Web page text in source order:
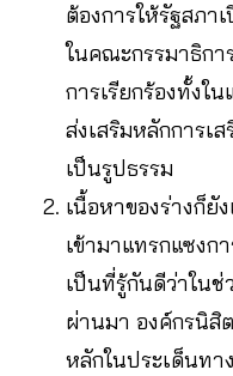
ต้องการให้รัฐสภ
ในคณะกรรมาธิก
การเรียกร้องทั้งใ
ส่งเสริมหลักการเ
เป็นรูปธรรม
เนื้อหาของร่างก็ยั
เข้ามาแทรกแซง
เป็นที่รู้กันดีว่าในช่
ผ่านมา องค์กรนิสิ
หลักในประเด็นทา